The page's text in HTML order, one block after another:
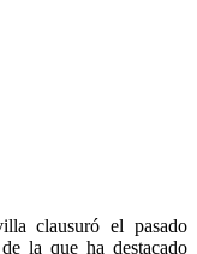
clausuró el pasado
la que ha destacado